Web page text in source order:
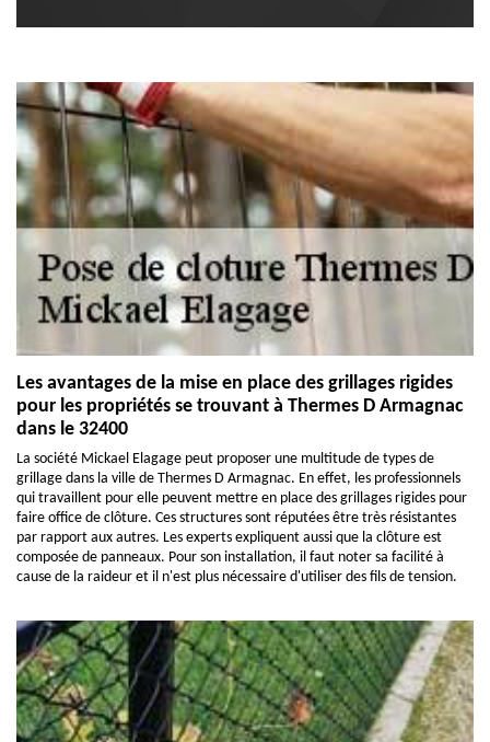
Les avantages de la mise en place des grillages rigides
pour les propriétés se trouvant à Thermes D Armagnac
dans le 32400
La société Mickael Elagage peut proposer une multitude de types de
grillage dans la ville de Thermes D Armagnac. En effet, les professionnels
qui travaillent pour elle peuvent mettre en place des grillages rigides pour
faire office de clôture. Ces structures sont réputées être très résistantes
par rapport aux autres. Les experts expliquent aussi que la clôture est
composée de panneaux. Pour son installation, il faut noter sa facilité à
cause de la raideur et il n'est plus nécessaire d'utiliser des fils de tension.